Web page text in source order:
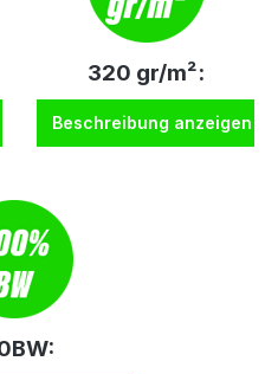
320 gr/m²:
Beschreibung anzeigen